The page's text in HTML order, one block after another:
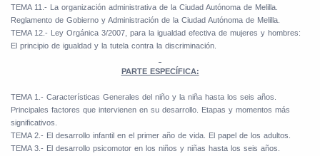
TEMA 11.- La organización administrativa de la Ciudad Autónoma de Melilla.
Reglamento de Gobierno y Administración de la Ciudad Autónoma de Melilla.
TEMA 12.- Ley Orgánica 3/2007, para la igualdad efectiva de mujeres y hombres:
El principio de igualdad y la tutela contra la discriminación.
PARTE ESPECÍFICA:
TEMA 1.- Características Generales del niño y la niña hasta los seis años.
Principales factores que intervienen en su desarrollo. Etapas y momentos más
significativos.
TEMA 2.- El desarrollo infantil en el primer año de vida. El papel de los adultos.
TEMA 3.- El desarrollo psicomotor en los niños y niñas hasta los seis años.